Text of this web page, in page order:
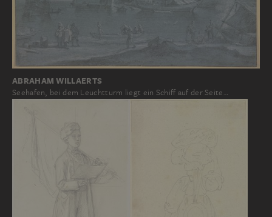
ABRAHAM WILLAERTS
Seehafen, bei dem Leuchtturm liegt ein Schiff auf der Seite…